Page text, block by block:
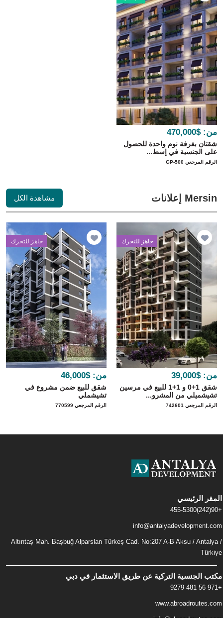
من: $470,000
شقتان بغرفة نوم واحدة للحصول
على الجنسية في إسط...
الرقم المرجعي GP-500
Mersin إعلانات مشاهدة الكل
جاهز للتحرك
من: $39,000
شقق 1+0 و 1+1 للبيع في مرسين
تشيشميلي من المشرو...
الرقم المرجعي 742601
جاهز للتحرك
من: $46,000
شقق للبيع ضمن مشروع في
تشيشملي
الرقم المرجعي 770599
المقر الرئيسي
+90(242)455-5300
info@antalyadevelopment.com
Altıntaş Mah. Başbuğ Alparslan Türkeş Cad. No:207 A-B Aksu / Antalya /
Türkiye
مكتب الجنسية التركية عن طريق الاستثمار في دبي
+971 56 481 9279
www.abroadroutes.com